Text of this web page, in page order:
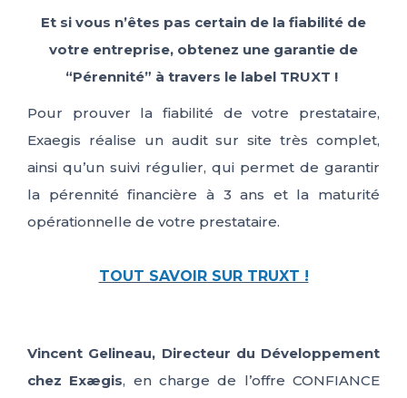
Et si vous n’êtes pas certain de la fiabilité de
votre entreprise, obtenez une garantie de
“Pérennité” à travers le label TRUXT !
Pour prouver lafiabilité de votre prestataire,
Exaegis réalise un audit sur site très complet,
ainsi qu’un suivi régulier, qui permet de garantir
la pérennité financière à 3 ans et la maturité
opérationnelle de votre prestataire.
TOUT SAVOIR SUR TRUXT !
Vincent Gelineau, Directeur du Développement
chez Exægis, en charge de l’offre CONFIANCE